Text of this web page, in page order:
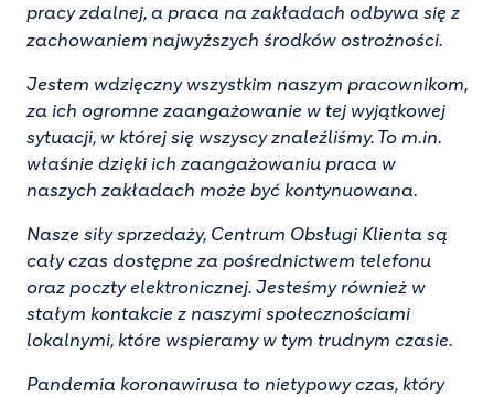
pracy zdalnej, a praca na zakładach odbywa się z
zachowaniem najwyższych środków ostrożności.
Jestem wdzięczny wszystkim naszym pracownikom,
za ich ogromne zaangażowanie w tej wyjątkowej
sytuacji, w której się wszyscy znaleźliśmy. To m.in.
właśnie dzięki ich zaangażowaniu praca w
naszych zakładach może być kontynuowana.
Nasze siły sprzedaży, Centrum Obsługi Klienta są
cały czas dostępne za pośrednictwem telefonu
oraz poczty elektronicznej. Jesteśmy również w
stałym kontakcie z naszymi społecznościami
lokalnymi, które wspieramy w tym trudnym czasie.
Pandemia koronawirusa to nietypowy czas, który